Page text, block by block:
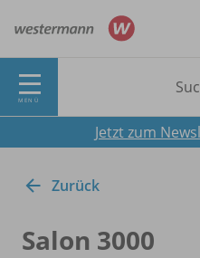
MENÜ
Jetzt zum
Zurück
Salon 3000